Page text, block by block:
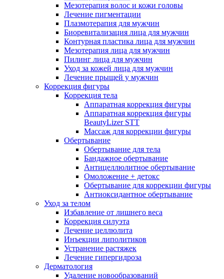
Мезотерапия волос и кожи головы
Лечение пигментации
Плазмотерапия для мужчин
Биоревитализация лица для мужчин
Контурная пластика лица для мужчин
Мезотерапия лица для мужчин
Пилинг лица для мужчин
Уход за кожей лица для мужчин
Лечение прыщей у мужчин
Коррекция фигуры
Коррекция тела
Аппаратная коррекция фигуры
Аппаратная коррекция фигуры
BeautyLizer STT
Массаж для коррекции фигуры
Обертывание
Обертывание для тела
Бандажное обертывание
Антицеллюлитное обертывание
Омоложение + детокс
Обертывание для коррекции фигуры
Антиоксидантное обертывание
Уход за телом
Избавление от лишнего веса
Коррекция силуэта
Лечение целлюлита
Инъекции липолитиков
Устранение растяжек
Лечение гипергидроза
Дерматология
Удаление новообразований